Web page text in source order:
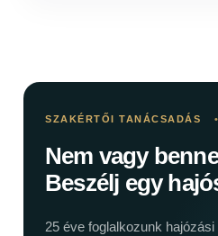
SZAKÉRTŐI TANÁCSADÁS •
Nem vagy
Beszélj egy
25 éve foglalkozunk